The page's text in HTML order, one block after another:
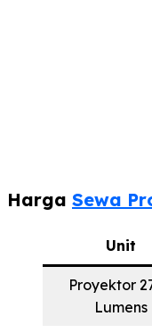
Harga Sewa
Unit
Proyektor
Lumens